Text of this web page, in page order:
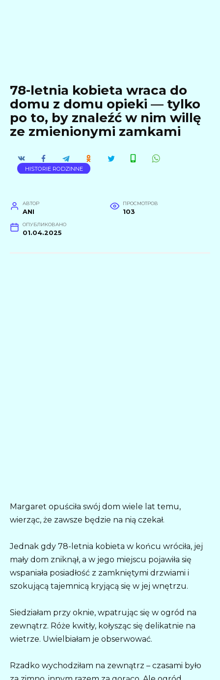
78-letnia kobieta wraca do
domu z domu opieki — tylko
po to, by znaleźć w nim willę
ze zmienionymi zamkami
HISTORIE RODZINNE
АВТОР
ANI
ПРОСМОТРОВ
103
ОПУБЛИКОВАНО
01.04.2025
Margaret opuściła swój dom wiele lat temu,
wierząc, że zawsze będzie na nią czekał.
Jednak gdy 78-letnia kobieta w końcu wróciła, jej
mały dom zniknął, a w jego miejscu pojawiła się
wspaniała posiadłość z zamkniętymi drzwiami i
szokującą tajemnicą kryjącą się w jej wnętrzu.
Siedziałam przy oknie, wpatrując się w ogród na
zewnątrz. Róże kwitły, kołysząc się delikatnie na
wietrze. Uwielbiałam je obserwować.
Rzadko wychodziłam na zewnątrz – czasami było